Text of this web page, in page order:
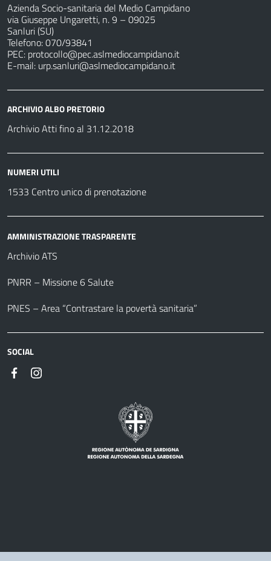
Azienda Socio-sanitaria del Medio Campidano
via Giuseppe Ungaretti, n. 9 – 09025
Sanluri (SU)
Telefono: 070/93841
PEC: protocollo@pec.aslmediocampidano.it
E-mail: urp.sanluri@aslmediocampidano.it
ARCHIVIO ALBO PRETORIO
Archivio Atti fino al 31.12.2018
NUMERI UTILI
1533 Centro unico di prenotazione
AMMINISTRAZIONE TRASPARENTE
Archivio ATS
PNRR – Missione 6 Salute
PNES – Area “Contrastare la povertà sanitaria”
SOCIAL